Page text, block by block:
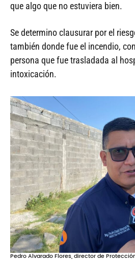
que algo que no estuviera bien.
Se determino clausurar por el
también donde fue el incendio,
persona que fue trasladada al
intoxicación.
Pedro Alvarado Flores, director de